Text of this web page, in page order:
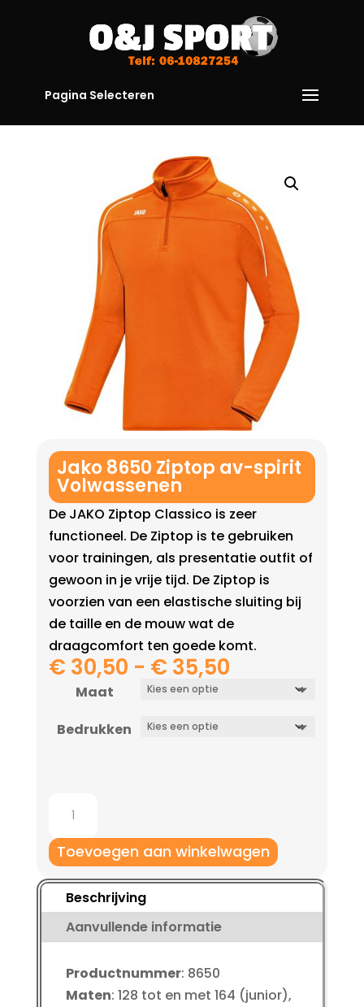
Pagina Selecteren
Jako 8650 Ziptop av-spirit
Volwassenen
De JAKO Ziptop Classico is zeer
functioneel. De Ziptop is te gebruiken
voor trainingen, als presentatie outfit of
gewoon in je vrije tijd. De Ziptop is
voorzien van een elastische sluiting bij
de taille en de mouw wat de
draagcomfort ten goede komt.
€ 30,50 - € 35,50Prijsklasse:
€ 30,50
€ 35,50
Maat
Bedrukken
8650
Ziptop
av-
spirit
Volwassenen
aantal
Toevoegen aan winkelwagen
Beschrijving
Aanvullende informatie
Productnummer: 8650
Maten: 128 tot en met 164 (junior),